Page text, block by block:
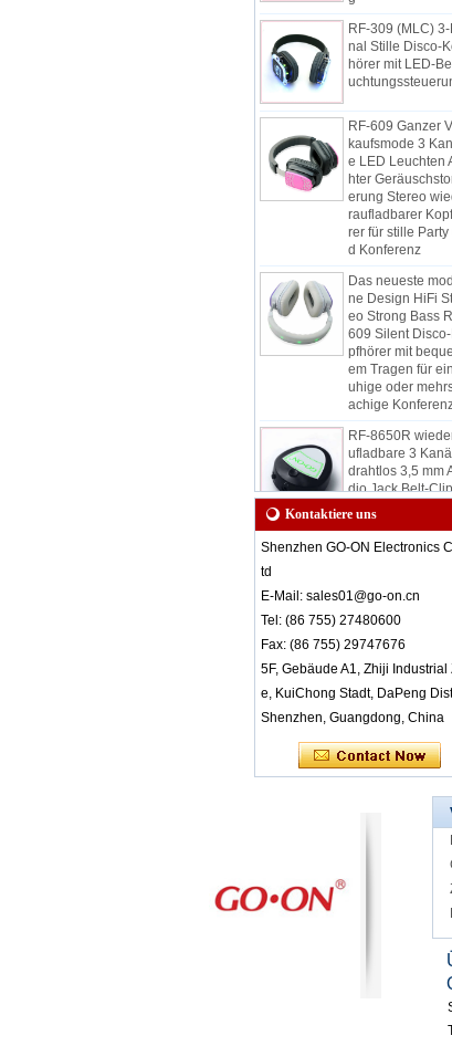
RF-309 (MLC)
nal Stille Disco-
hörer mit LED-
RF-609 Ganzer
kaufsmode 3
e LED Leuchten
hter
erung Stereo
raufladbarer
rer für stille Party
d Konferenz
Das neueste
ne Design HiFi
eo Strong Bass
609 Silent Disco-
pfhörer mit
em Tragen für
uhige oder
achige
RF-8650R
ufladbare 3
drahtlos 3,5 mm
dio Jack Belt-Clip
ereo tragbarer
Disco-Empfänger
und Party
tereo-
geben
e Kanäle an
RF-608 3 Kanäle
lle Disco-
mit Komfort für
z
RF-608
Tragen von
isco-Kopfhörern
guter
k Sale
bare 3-Kanal-
Ereignisse und
Werksgroßhandel
szinierende
Kontaktiere uns
Shenzhen GO-ON Electronics
td
E-Mail: sales01@go-on.cn
Tel: (86 755) 27480600
Fax: (86 755) 29747676
5F, Gebäude A1, Zhiji Industrial
e, KuiChong Stadt, DaPeng
Shenzhen, Guangdong, China